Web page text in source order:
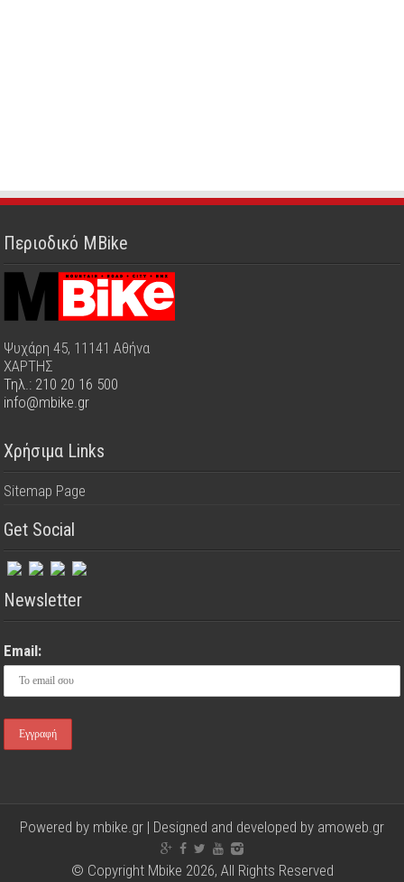
Περιοδικό MBike
Ψυχάρη 45, 11141 Αθήνα
ΧΑΡΤΗΣ
Τηλ.: 210 20 16 500
info@mbike.gr
Χρήσιμα Links
Sitemap Page
Get Social
Newsletter
Email:
Powered by mbike.gr | Designed and developed by amoweb.gr
© Copyright Mbike 2026, All Rights Reserved